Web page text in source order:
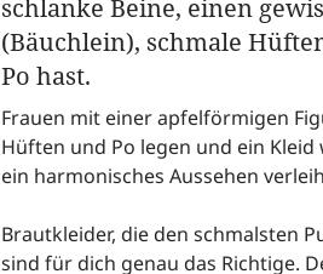
schlanke Beine, einen
(Bäuchlein), schmale
Po hast.
Frauen mit einer apfelförmigen
Hüften und Po legen und ein
ein harmonisches Aussehen
Brautkleider, die den schmalsten
sind für dich genau das Richtige.